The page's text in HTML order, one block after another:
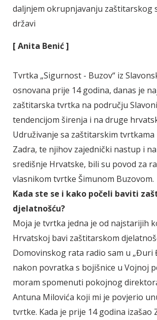
daljnjem okrupnjavanju zaštitarskog
državi
[ Anita Benić ]
Tvrtka „Sigurnost - Buzov“ iz
osnovana prije 14 godina, danas je
zaštitarska tvrtka na području
tendencijom širenja i na druge
Udruživanje sa zaštitarskim tvrtkama
Zadra, te njihov zajednički nastup i
središnje Hrvatske, bili su povod za
vlasnikom tvrtke Šimunom Buzovom.
Kada ste se i kako počeli baviti
djelatnošću?
Moja je tvrtka jedna je od najstarijih
Hrvatskoj bavi zaštitarskom
Domovinskog rata radio sam u „Đuri
nakon povratka s bojišnice u Vojnoj
moram spomenuti pokojnog
Antuna Milovića koji mi je povjerio
tvrtke. Kada je prije 14 godina izašao